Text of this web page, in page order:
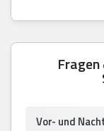
Vor- und